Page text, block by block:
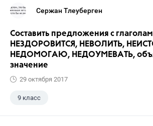
Сержан Тлеуберген
Составить предложения с
НЕЗДОРОВИТСЯ, НЕВОЛИТЬ,
НЕДОМОГАЮ, НЕДОУМЕВАТЬ,
значение
29 октября 2017
9 класс